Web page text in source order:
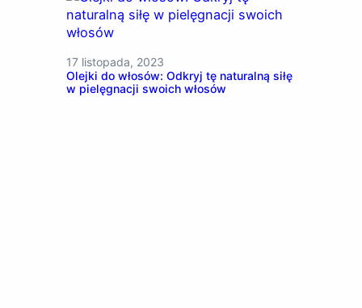
17 listopada, 2023
Olejki do włosów: Odkryj tę naturalną siłę
w pielęgnacji swoich włosów